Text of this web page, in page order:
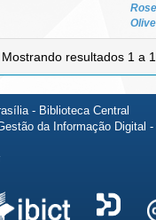
Mostrando resultados 1 a
- Biblioteca Central
da Informação Digital